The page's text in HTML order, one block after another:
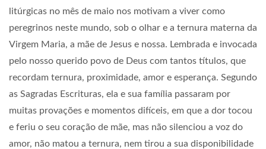
litúrgicas no mês de maio nos motivam a viver como
peregrinos neste mundo, sob o olhar e a ternura materna da
Virgem Maria, a mãe de Jesus e nossa. Lembrada e invocada
pelo nosso querido povo de Deus com tantos títulos, que
recordam ternura, proximidade, amor e esperança. Segundo
as Sagradas Escrituras, ela e sua família passaram por
muitas provações e momentos difíceis, em que a dor tocou
e feriu o seu coração de mãe, mas não silenciou a voz do
amor, não matou a ternura, nem tirou a sua disponibilidade